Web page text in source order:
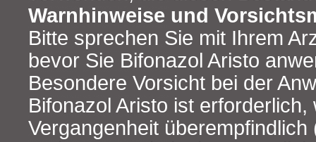
Warnhinweise und
Bitte sprechen Sie mit Ihrem
bevor Sie Bifonazol Aristo
Besondere Vorsicht bei der
Bifonazol Aristo ist erforderlich,
Vergangenheit überempfindlich